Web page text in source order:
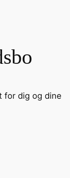
for dig og dine